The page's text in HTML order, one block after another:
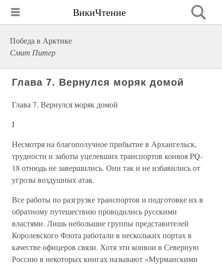
ВикиЧтение
Победа в Арктике
Смит Питер
Глава 7. Вернулся моряк домой
Глава 7. Вернулся моряк домой
I
Несмотря на благополучное прибытие в Архангельск,
трудности и заботы уцелевших транспортов конвоя PQ-
18 отнюдь не завершились. Они так и не избавились от
угрозы воздушных атак.
Все работы по разгрузке транспортов и подготовке их в
обратному путешествию проводились русскими
властями. Лишь небольшие группы представителей
Королевского Флота работали в нескольких портах в
качестве офицеров связи. Хотя эти конвои в Северную
Россию в некоторых книгах называют «Мурманскими